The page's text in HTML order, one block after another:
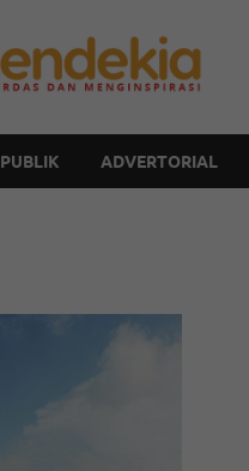
PUBLIK ADVERTORIAL